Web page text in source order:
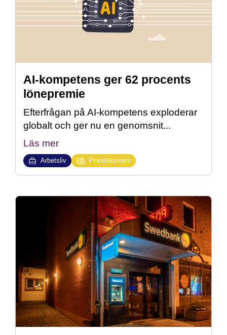
AI-kompetens ger 62 procents
lönepremie
Efterfrågan på AI-kompetens exploderar
globalt och ger nu en genomsnit...
Läs mer
Arbetsliv Privatekonomi